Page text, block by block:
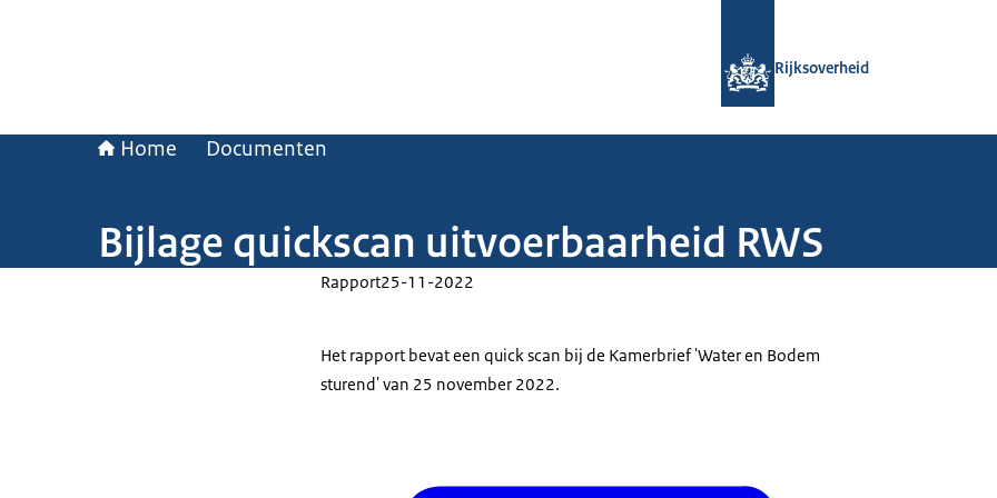
Rijksoverheid
Home Documenten
Bijlage quickscan uitvoerbaarheid RWS
Rapport25-11-2022
Het rapport bevat een quick scan bij de Kamerbrief 'Water en Bodem
sturend' van 25 november 2022.